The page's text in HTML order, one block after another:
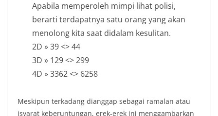
Apabila memperoleh mimpi lihat polisi,
berarti terdapatnya satu orang yang akan
menolong kita saat didalam kesulitan.
2D » 39 <> 44
3D » 129 <> 299
4D » 3362 <> 6258
Meskipun terkadang dianggap sebagai ramalan atau
isyarat keberuntungan, erek-erek ini menggambarkan